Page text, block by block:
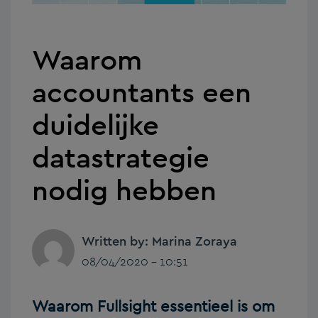
Waarom
accountants een
duidelijke
datastrategie
nodig hebben
Written by: Marina Zoraya
08/04/2020 - 10:51
Waarom Fullsight essentieel is om